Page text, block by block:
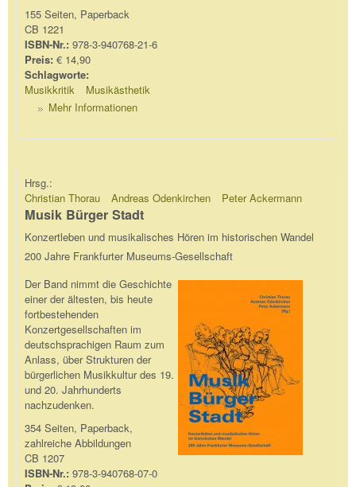
155 Seiten, Paperback
CB 1221
ISBN-Nr.: 978-3-940768-21-6
Preis: € 14,90
Schlagworte:
Musikkritik
Musikästhetik
Mehr Informationen
Hrsg.:
Christian Thorau
Andreas Odenkirchen Peter Ackermann
Musik Bürger Stadt
Konzertleben und musikalisches Hören im historischen Wandel
200 Jahre Frankfurter Museums-Gesellschaft
Der Band nimmt die Geschichte
einer der ältesten, bis heute
fortbestehenden
Konzertgesellschaften im
deutschsprachigen Raum zum
Anlass, über Strukturen der
bürgerlichen Musikkultur des 19.
und 20. Jahrhunderts
nachzudenken.
354 Seiten, Paperback,
zahlreiche Abbildungen
CB 1207
ISBN-Nr.: 978-3-940768-07-0